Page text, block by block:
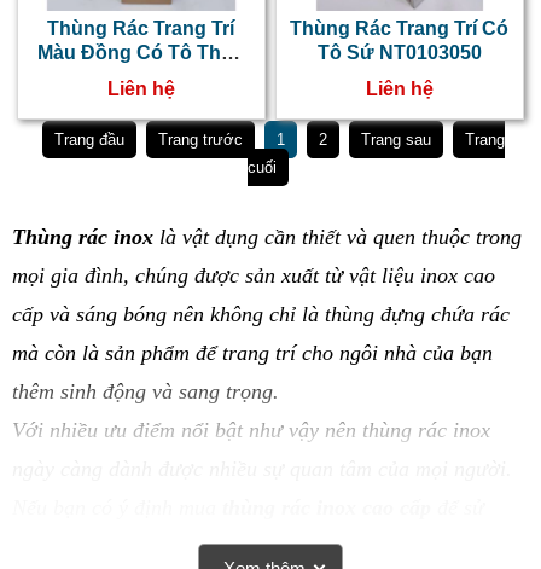
Thùng Rác Trang Trí
Màu Đồng Có Tô Thủy
Tinh NT0103051
Liên hệ
Thùng Rác Trang Trí Có
Tô Sứ NT0103050
Liên hệ
Trang đầu Trang trước 1 2 Trang sau
Trang
cuối
Thùng rác inox là vật dụng cần thiết và quen thuộc trong
mọi gia đình, chúng được sản xuất từ vật liệu inox cao
cấp và sáng bóng nên không chỉ là thùng đựng chứa rác
mà còn là sản phẩm để trang trí cho ngôi nhà của bạn
thêm sinh động và sang trọng.
Với nhiều ưu điểm nổi bật như vậy nên thùng rác inox
dụng thì có thể tham khảo bài viết sau đây để hiểu rõ về